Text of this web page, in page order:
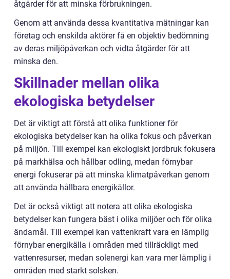
åtgärder för att minska förbrukningen.
Genom att använda dessa kvantitativa mätningar kan
företag och enskilda aktörer få en objektiv bedömning
av deras miljöpåverkan och vidta åtgärder för att
minska den.
Skillnader mellan olika
ekologiska betydelser
Det är viktigt att förstå att olika funktioner för
ekologiska betydelser kan ha olika fokus och påverkan
på miljön. Till exempel kan ekologiskt jordbruk fokusera
på markhälsa och hållbar odling, medan förnybar
energi fokuserar på att minska klimatpåverkan genom
att använda hållbara energikällor.
Det är också viktigt att notera att olika ekologiska
betydelser kan fungera bäst i olika miljöer och för olika
ändamål. Till exempel kan vattenkraft vara en lämplig
förnybar energikälla i områden med tillräckligt med
vattenresurser, medan solenergi kan vara mer lämplig i
områden med starkt solsken.